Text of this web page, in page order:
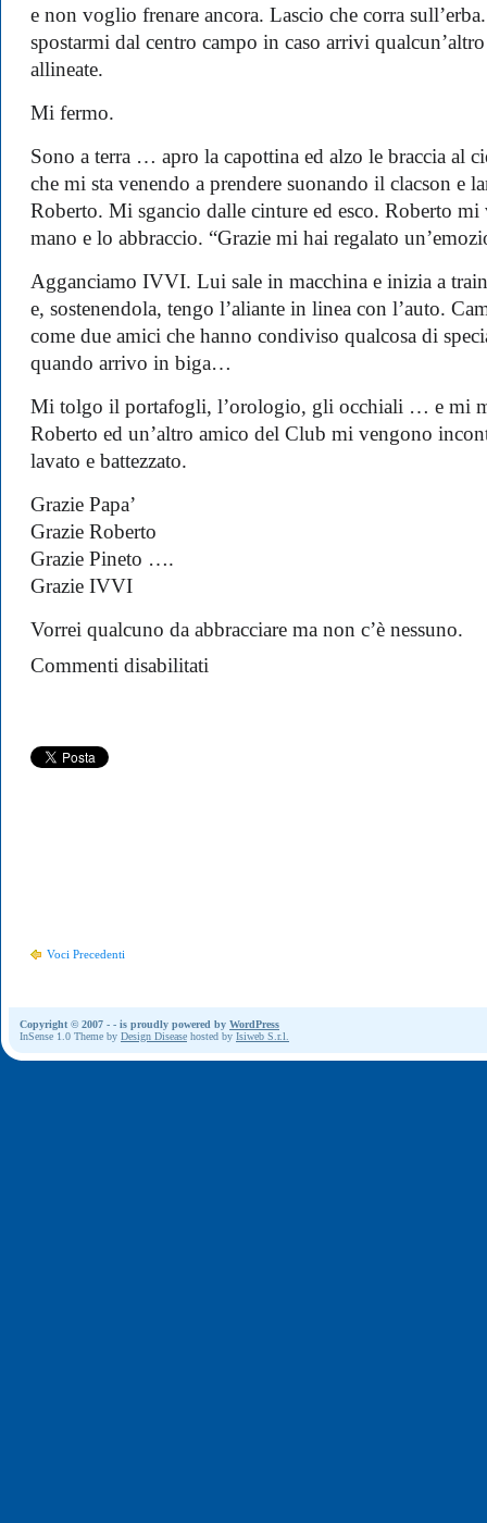
e non voglio frenare ancora. Lascio che corra
spostarmi dal centro campo in caso arrivi
allineate.
Mi fermo.
Sono a terra … apro la capottina ed alzo le braccia al
che mi sta venendo a prendere suonando il clacson e
Roberto. Mi sgancio dalle cinture ed esco. Roberto
mano e lo abbraccio. “Grazie mi hai regalato
Agganciamo IVVI. Lui sale in macchina e inizia a
e, sostenendola, tengo l’aliante in linea con l’auto.
come due amici che hanno condiviso qualcosa di
quando arrivo in biga…
Mi tolgo il portafogli, l’orologio, gli occhiali … e mi
Roberto ed un’altro amico del Club mi vengono
lavato e battezzato.
Grazie Papa’
Grazie Roberto
Grazie Pineto ….
Grazie IVVI
Vorrei qualcuno da abbracciare ma non c’è nessuno.
Commenti disabilitatiIce
Voci Precedenti
Copyright © 2007 - - is proudly powered by WordPress
InSense 1.0 Theme by Design Disease hosted by Isiweb S.r.l.